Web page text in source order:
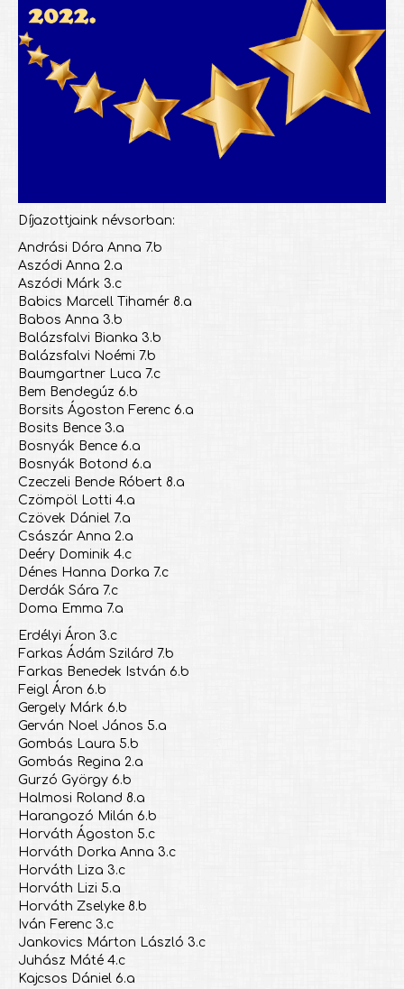
Díjazottjaink névsorban:
Andrási Dóra Anna 7.b
Aszódi Anna 2.a
Aszódi Márk 3.c
Babics Marcell Tihamér 8.a
Babos Anna 3.b
Balázsfalvi Bianka 3.b
Balázsfalvi Noémi 7.b
Baumgartner Luca 7.c
Bem Bendegúz 6.b
Borsits Ágoston Ferenc 6.a
Bosits Bence 3.a
Bosnyák Bence 6.a
Bosnyák Botond 6.a
Czeczeli Bende Róbert 8.a
Czömpöl Lotti 4.a
Czövek Dániel 7.a
Császár Anna 2.a
Deéry Dominik 4.c
Dénes Hanna Dorka 7.c
Derdák Sára 7.c
Doma Emma 7.a
Erdélyi Áron 3.c
Farkas Ádám Szilárd 7.b
Farkas Benedek István 6.b
Feigl Áron 6.b
Gergely Márk 6.b
Gerván Noel János 5.a
Gombás Laura 5.b
Gombás Regina 2.a
Gurzó György 6.b
Halmosi Roland 8.a
Harangozó Milán 6.b
Horváth Ágoston 5.c
Horváth Dorka Anna 3.c
Horváth Liza 3.c
Horváth Lizi 5.a
Horváth Zselyke 8.b
Iván Ferenc 3.c
Jankovics Márton László 3.c
Juhász Máté 4.c
Kajcsos Dániel 6.a